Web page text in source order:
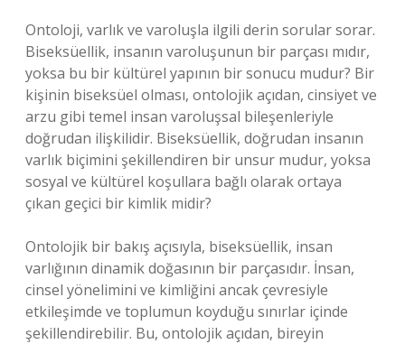
Ontoloji, varlık ve varoluşla ilgili derin sorular sorar.
Biseksüellik, insanın varoluşunun bir parçası mıdır,
yoksa bu bir kültürel yapının bir sonucu mudur? Bir
kişinin biseksüel olması, ontolojik açıdan, cinsiyet ve
arzu gibi temel insan varoluşsal bileşenleriyle
doğrudan ilişkilidir. Biseksüellik, doğrudan insanın
varlık biçimini şekillendiren bir unsur mudur, yoksa
sosyal ve kültürel koşullara bağlı olarak ortaya
çıkan geçici bir kimlik midir?
Ontolojik bir bakış açısıyla, biseksüellik, insan
varlığının dinamik doğasının bir parçasıdır. İnsan,
cinsel yönelimini ve kimliğini ancak çevresiyle
etkileşimde ve toplumun koyduğu sınırlar içinde
şekillendirebilir. Bu, ontolojik açıdan, bireyin